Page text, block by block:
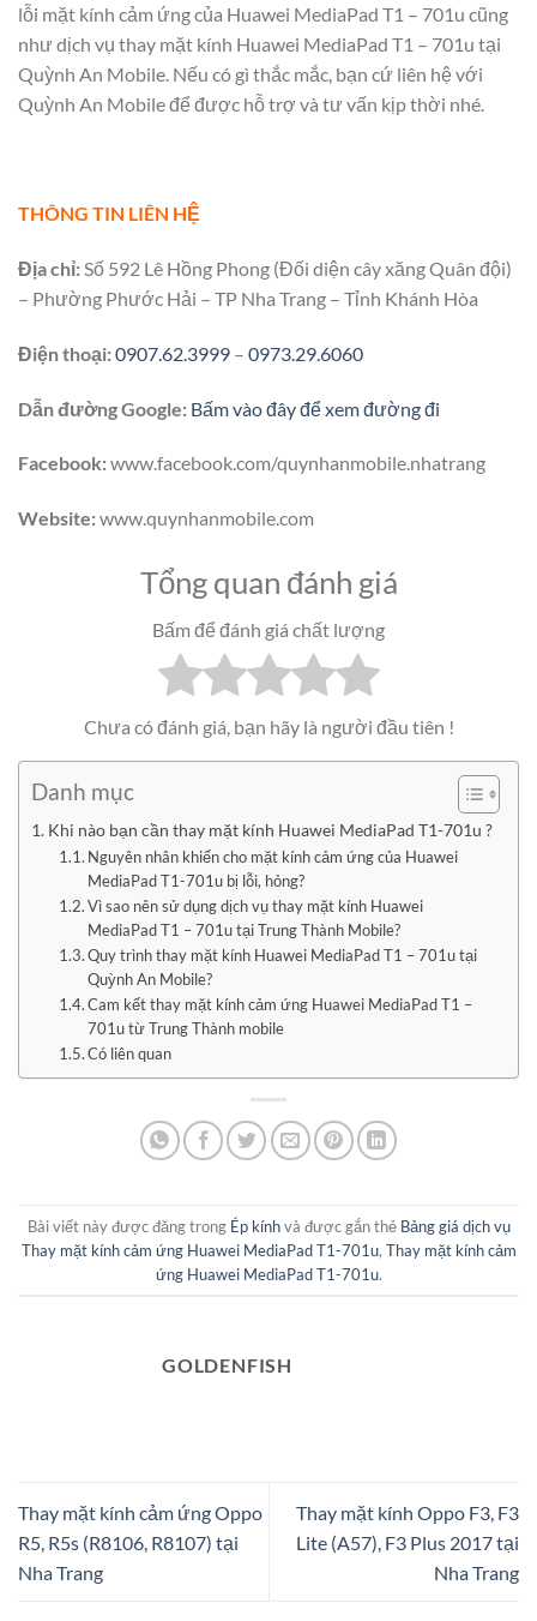
lỗi mặt kính cảm ứng của Huawei MediaPad T1 – 701u cũng
như dịch vụ thay mặt kính Huawei MediaPad T1 – 701u tại
Quỳnh An Mobile. Nếu có gì thắc mắc, bạn cứ liên hệ với
Quỳnh An Mobile để được hỗ trợ và tư vấn kịp thời nhé.
THÔNG TIN LIÊN HỆ
Địa chỉ:Số 592 Lê Hồng Phong (Đối diện cây xăng Quân đội)
– Phường Phước Hải – TP Nha Trang – Tỉnh Khánh Hòa
Điện thoại:0907.62.3999 – 0973.29.6060
Dẫn đường Google: Bấm vào đây để xem đường đi
Facebook:www.facebook.com/quynhanmobile.nhatrang
Website:www.quynhanmobile.com
Tổng quan đánh giá
Bấm để đánh giá chất lượng
Chưa có đánh giá, bạn hãy là người đầu tiên !
Danh mục
Khi nào bạn cần thay mặt kính Huawei MediaPad T1-701u ?
Nguyên nhân khiến cho mặt kính cảm ứng của Huawei
MediaPad T1-701u bị lỗi, hỏng?
Vì sao nên sử dụng dịch vụ thay mặt kính Huawei
MediaPad T1 – 701u tại Trung Thành Mobile?
Quy trình thay mặt kính Huawei MediaPad T1 – 701u tại
Quỳnh An Mobile?
Cam kết thay mặt kính cảm ứng Huawei MediaPad T1 –
701u từ Trung Thành mobile
Có liên quan
Bài viết này được đăng trong Ép kínhvà được gắn thẻ Bảng giá dịch vụ
Thay mặt kính cảm ứng Huawei MediaPad T1-701u, Thay mặt kính cảm
ứng Huawei MediaPad T1-701u.
GOLDENFISH
Thay mặt kính cảm ứng Oppo
R5, R5s (R8106, R8107) tại
Nha Trang
Thay mặt kính Oppo F3, F3
Lite (A57), F3 Plus 2017 tại
Nha Trang